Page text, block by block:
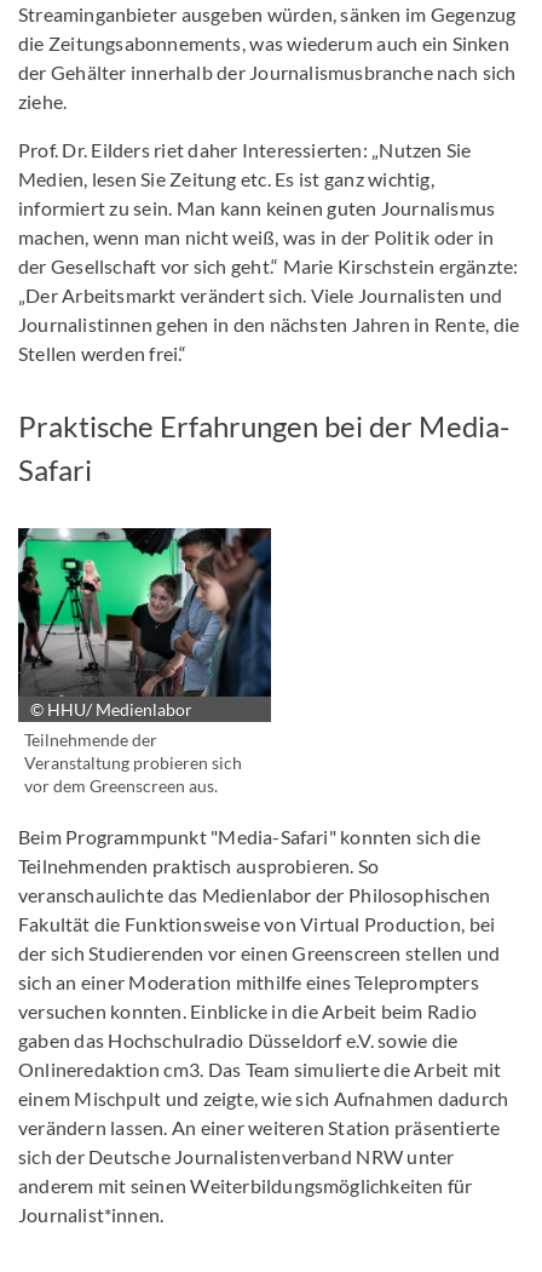
Streaminganbieter ausgeben würden, sänken im Gegenzug
die Zeitungsabonnements, was wiederum auch ein Sinken
der Gehälter innerhalb der Journalismusbranche nach sich
ziehe.
Prof. Dr. Eilders riet daher Interessierten: „Nutzen Sie
Medien, lesen Sie Zeitung etc. Es ist ganz wichtig,
informiert zu sein. Man kann keinen guten Journalismus
machen, wenn man nicht weiß, was in der Politik oder in
der Gesellschaft vor sich geht.“ Marie Kirschstein ergänzte:
„Der Arbeitsmarkt verändert sich. Viele Journalisten und
Journalistinnen gehen in den nächsten Jahren in Rente, die
Stellen werden frei.“
Praktische Erfahrungen bei der Media-
Safari
© HHU/ Medienlabor
Teilnehmende der
Veranstaltung probieren sich
vor dem Greenscreen aus.
Beim Programmpunkt "Media-Safari" konnten sich die
Teilnehmenden praktisch ausprobieren. So
veranschaulichte das Medienlabor der Philosophischen
Fakultät die Funktionsweise von Virtual Production, bei
der sich Studierenden vor einen Greenscreen stellen und
sich an einer Moderation mithilfe eines Teleprompters
versuchen konnten. Einblicke in die Arbeit beim Radio
gaben das Hochschulradio Düsseldorf e.V. sowie die
Onlineredaktion cm3. Das Team simulierte die Arbeit mit
einem Mischpult und zeigte, wie sich Aufnahmen dadurch
verändern lassen. An einer weiteren Station präsentierte
sich der Deutsche Journalistenverband NRW unter
anderem mit seinen Weiterbildungsmöglichkeiten für
Journalist*innen.